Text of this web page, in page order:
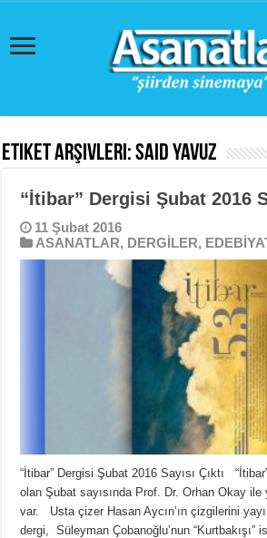
Etiket Arşivleri:Said Yavuz
“İtibar” Dergisi Şubat 2016
11 Şubat 2016
ASANATLAR, DERGİLER,
“İtibar” Dergisi Şubat 2016 Sayısı Çıktı
olan Şubat sayısında Prof. Dr. Orhan Okay ile
var. Usta çizer Hasan Aycın’ın çizgilerini
dergi, Süleyman Çobanoğlu’nun “Kurtbakışı”